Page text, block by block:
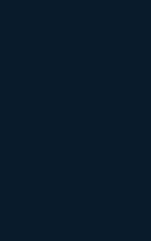
te gaan
winkelbestand
onderdeel vanuit
natuur met
bevat een groot